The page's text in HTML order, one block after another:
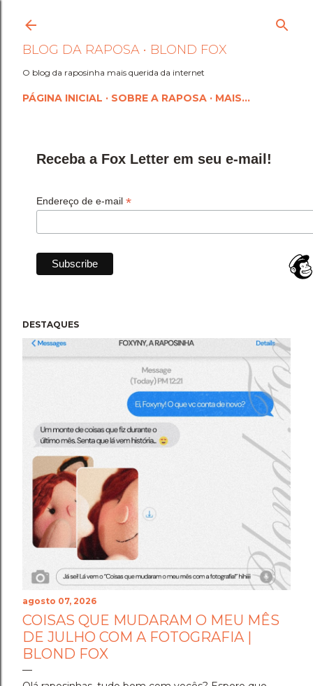
Pular para o conteúdo
BLOG DA RAPOSA • BLOND FOX
O blog da raposinha mais querida da internet
PÁGINA INICIAL SOBRE A RAPOSA MAIS…
Receba a Fox Letter em seu e-mail!
Endereço de e-mail *
DESTAQUES
agosto 07, 2026
COISAS QUE MUDARAM O MEU MÊS
DE JULHO COM A FOTOGRAFIA |
BLOND FOX